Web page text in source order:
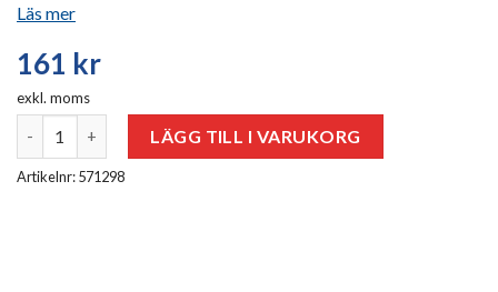
Läs mer
161 kr
exkl. moms
Rensborste Trådad Stål Ø200 mm mängd
LÄGG TILL I VARUKORG
Artikelnr: 571298